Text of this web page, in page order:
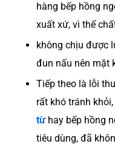
hàng bếp hồng
xuất xứ, vì thế
không chịu được
đun nấu nên mặt
Tiếp theo là lỗi
rất khó tránh
từ hay bếp hồng
tiêu dùng, đã